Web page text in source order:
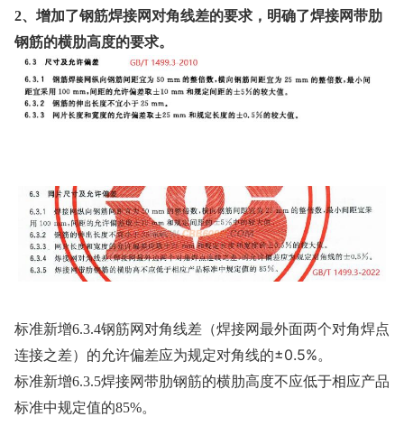
2、增加了钢筋焊接网对角线差的要求，明确了焊接网带肋
钢筋的横肋高度的要求。
标准新增6.3.4钢筋网对角线差（焊接网最外面两个对角焊点
连接之差）的允许偏差应为规定对角线的±0.5%。
标准新增6.3.5焊接网带肋钢筋的横肋高度不应低于相应产品
标准中规定值的85%。